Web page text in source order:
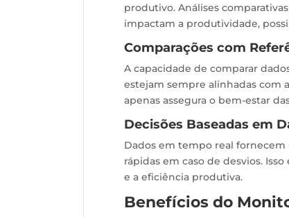
produtivo. Análises
impactam a produtividade,
Comparações com
A capacidade de comparar
estejam sempre alinhadas com
apenas assegura o bem-estar
Decisões Baseadas em
Dados em tempo real
rápidas em caso de desvios.
e a eficiência produtiva.
Benefícios do